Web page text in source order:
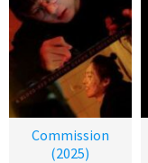
Commission
(2025)